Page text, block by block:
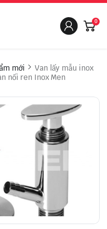
0
mới
Van lấy mẫu inox
nối ren Inox Men